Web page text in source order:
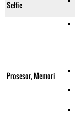
Selfie
Prosesor, Memori